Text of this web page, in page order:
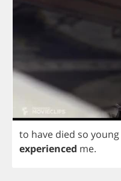
to have died so young
experienced me.